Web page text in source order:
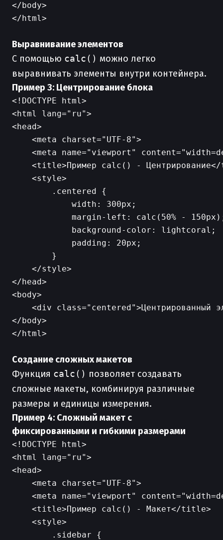
</body>
</html>
Выравнивание элементов
С помощью calc() можно легко
выравнивать элементы внутри контейнера.
Пример 3: Центрирование блока
<!DOCTYPE html>
<html lang="ru">
<head>
    <meta charset="UTF-8">
<meta name="viewport"
<title>Пример calc() -
    <style>
        .centered {
            width: 300px;
margin-left: calc(50% -
            background-color: lightcoral;
            padding: 20px;
        }
    </style>
</head>
<body>
<div class="centered">Центрированный
</body>
</html>
Создание сложных макетов
Функция calc() позволяет создавать
сложные макеты, комбинируя различные
размеры и единицы измерения.
Пример 4: Сложный макет с
фиксированными и гибкими размерами
<!DOCTYPE html>
<html lang="ru">
<head>
    <meta charset="UTF-8">
<meta name="viewport"
    <title>Пример calc() - Макет</title>
    <style>
        .sidebar {